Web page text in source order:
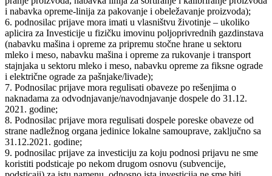
i nabavka opreme-linija za pakovanje i obeležavanje proizvoda);
6. podnosilac prijave mora imati u vlasništvu životinje – ukoliko
aplicira za Investicije u fizičku imovinu poljoprivrednih gazdinstava
(nabavku mašina i opreme za pripremu stočne hrane u sektoru
mleko i meso, nabavku mašina i opreme za rukovanje i transport
stajnjaka u sektoru mleko i meso, nabavku opreme za fiksne ograde
i električne ograde za pašnjake/livade);
7. Podnosilac prijave mora regulisati obaveze po rešenjima o
naknadama za odvodnjavanje/navodnjavanje dospele do 31.12.
2021. godine;
8. Podnosilac prijave mora regulisati dospele poreske obaveze od
strane nadležnog organa jedinice lokalne samouprave, zaključno sa
31.12.2021. godine;
9. podnosilac prijave za investiciju za koju podnosi prijavu ne sme
koristiti podsticaje po nekom drugom osnovu (subvencije,